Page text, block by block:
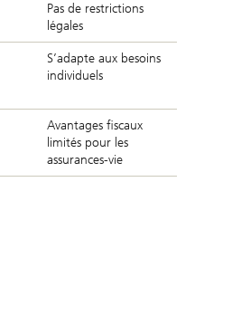
Pas de restrictions
légales
S’adapte aux besoins
individuels
Avantages fiscaux
limités pour les
assurances-vie